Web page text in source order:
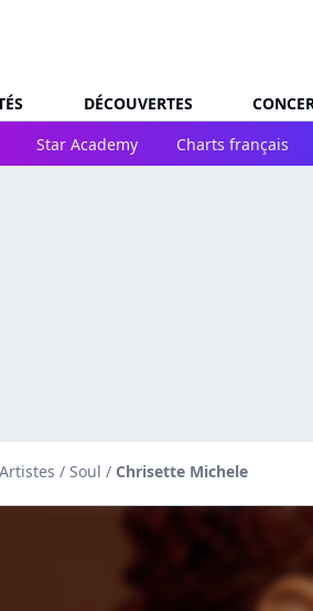
DÉCOUVERTES
Star Academy Charts français
Artistes / Soul / Chrisette Michele